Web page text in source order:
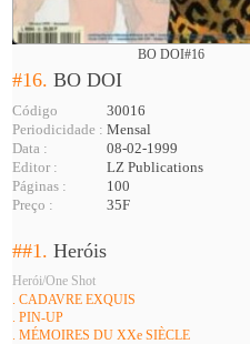
BO DOI#16
#16.BO DOI
Código
30016
Periodicidade : Mensal
Data :
08-02-1999
Editor :
LZ Publications
Páginas :
100
Preço :
35F
##1.Heróis
Herói/One Shot
. CADAVRE EXQUIS
. PIN-UP
. MÉMOIRES DU XXe SIÈCLE